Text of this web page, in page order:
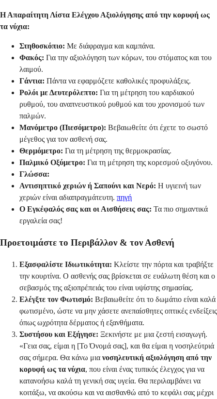
Η Απαραίτητη Λίστα Ελέγχου Αξιολόγησης από την κορυφή ως
τα νύχια:
Στηθοσκόπιο: Με διάφραγμα και καμπάνα.
Φακός: Για την αξιολόγηση των κόρων, του στόματος και του
λαιμού.
Γάντια: Πάντα να εφαρμόζετε καθολικές προφυλάξεις.
Ρολόι με Δευτερόλεπτο: Για τη μέτρηση του καρδιακού
ρυθμού, του αναπνευστικού ρυθμού και του χρονισμού των
παλμών.
Μανόμετρο (Πιεσόμετρο): Βεβαιωθείτε ότι έχετε το σωστό
μέγεθος για τον ασθενή σας.
Θερμόμετρο: Για τη μέτρηση της θερμοκρασίας.
Παλμικό Οξύμετρο: Για τη μέτρηση της κορεσμού οξυγόνου.
Γλώσσα:
Αντισηπτικό χεριών ή Σαπούνι και Νερό: Η υγιεινή των
χεριών είναι αδιαπραγμάτευτη. πηγή
Ο Εγκέφαλός σας και οι Αισθήσεις σας: Τα πιο σημαντικά
εργαλεία σας!
Προετοιμάστε το Περιβάλλον & τον Ασθενή
Εξασφαλίστε Ιδιωτικότητα: Κλείστε την πόρτα και τραβήξτε
την κουρτίνα. Ο ασθενής σας βρίσκεται σε ευάλωτη θέση και ο
σεβασμός της αξιοπρέπειάς του είναι υψίστης σημασίας.
Ελέγξτε τον Φωτισμό: Βεβαιωθείτε ότι το δωμάτιο είναι καλά
φωτισμένο, ώστε να μην χάσετε ανεπαίσθητες οπτικές ενδείξεις
όπως ωχρότητα δέρματος ή εξανθήματα.
Συστήσου και Εξήγησε: Ξεκινήστε με μια ζεστή εισαγωγή.
«Γεια σας, είμαι η [Το Όνομά σας], και θα είμαι η νοσηλεύτριά
σας σήμερα. Θα κάνω μια νοσηλευτική αξιολόγηση από την
κορυφή ως τα νύχια, που είναι ένας τυπικός έλεγχος για να
κατανοήσω καλά τη γενική σας υγεία. Θα περιλαμβάνει να
κοιτάξω, να ακούσω και να αισθανθώ από το κεφάλι σας μέχρι